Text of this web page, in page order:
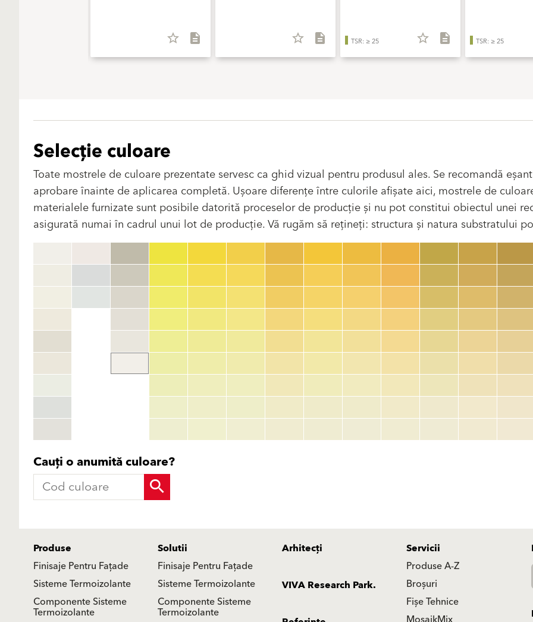
star_border description star_border description TSR: ≥ 25 star_border description TSR: ≥ 25
Selecție culoare
Toate mostrele de culoare prezentate servesc ca ghid vizual pentru produsul ales. Se recomandă
aprobare înainte de aplicarea completă. Ușoare diferențe între culorile afișate aici, mostrele de
materialele furnizate sunt posibile datorită proceselor de producție și nu pot constitui obiectul unei
asigurată numai în cadrul unui lot de producție. Vă rugăm să rețineți: structura și natura substratului
color_name
HEX:hex_code
HBW:hbw_code
Cauți o anumită culoare?
Produse
Finisaje Pentru Fațade
Sisteme Termoizolante
Componente Sisteme
Termoizolante
Solutii
Finisaje Pentru Fațade
Sisteme Termoizolante
Componente Sisteme
Termoizolante
Arhitecți
Servicii
Produse A-Z
Broșuri
Fișe Tehnice
VIVA Research Park.